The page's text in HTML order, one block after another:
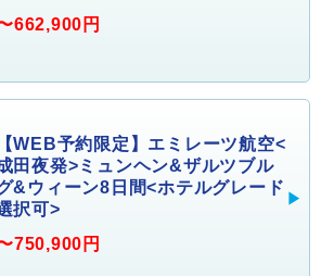
662,900円
【WEB予約限定】エミレーツ航空<
田夜発>ミュンヘン&ザルツブル
&ウィーン8日間<ホテルグレード
択可>
750,900円